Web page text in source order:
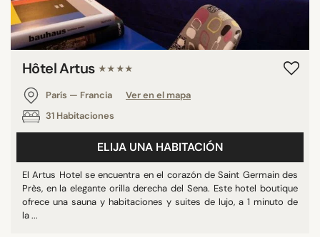
Hôtel Artus ★★★★
París — Francia
Ver en el mapa
31 Habitaciones
ELIJA UNA HABITACIÓN
El Artus Hotel se encuentra en el corazón de Saint Germain des
Près, en la elegante orilla derecha del Sena. Este hotel boutique
ofrece una sauna y habitaciones y suites de lujo, a 1 minuto de
la ...